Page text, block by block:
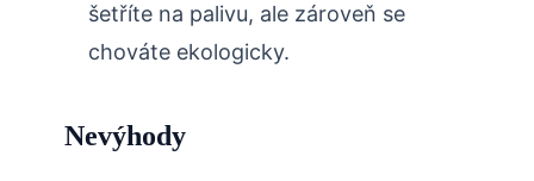
šetříte na palivu, ale zároveň se
chováte ekologicky.
Nevýhody